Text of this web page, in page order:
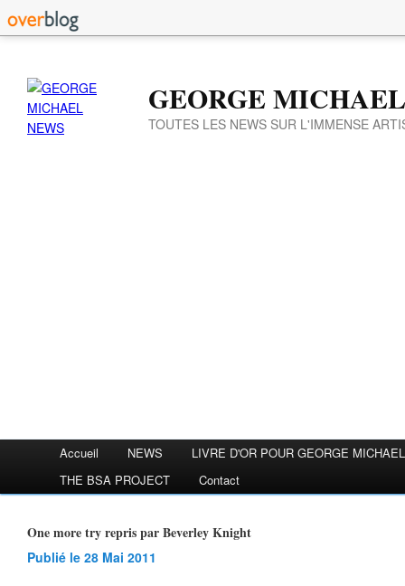
GEORGE
TOUTES LES NEWS SUR L'IMMENSE
Accueil NEWS
LIVRE D'OR POUR GEORGE MICHAEL
THE BSA PROJECT
Contact
One more try repris par Beverley Knight
Publié le 28 Mai 2011